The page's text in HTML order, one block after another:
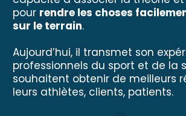
pour rendre les choses
sur le terrain.
Aujourd’hui, il transmet son
professionnels du sport et de la
souhaitent obtenir de meilleurs
leurs athlètes, clients, patients.